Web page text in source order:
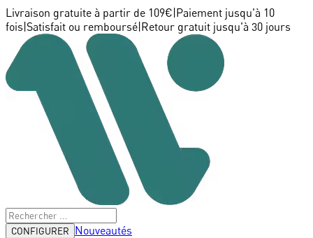
Livraison gratuite à partir de 109€ Paiement jusqu'à 10
fois Satisfait ou remboursé Retour gratuit jusqu'à 30 jours
CONFIGURER
Nouveautés